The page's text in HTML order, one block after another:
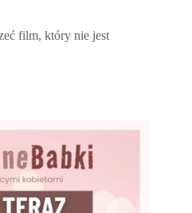
film, który nie jest